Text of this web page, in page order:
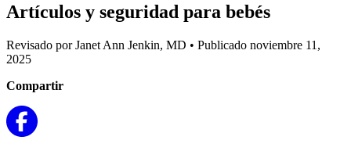
Artículos y seguridad para bebés
Revisado por Janet Ann Jenkin, MD • Publicado noviembre 11,
2025
Compartir